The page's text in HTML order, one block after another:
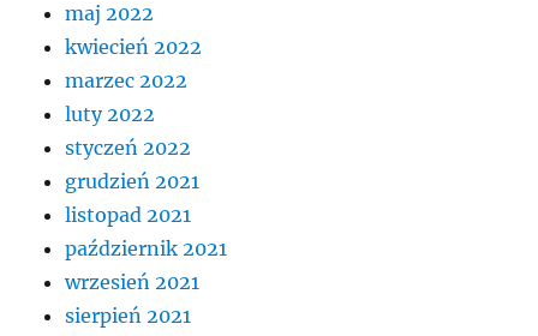
maj 2022
kwiecień 2022
marzec 2022
luty 2022
styczeń 2022
grudzień 2021
listopad 2021
październik 2021
wrzesień 2021
sierpień 2021